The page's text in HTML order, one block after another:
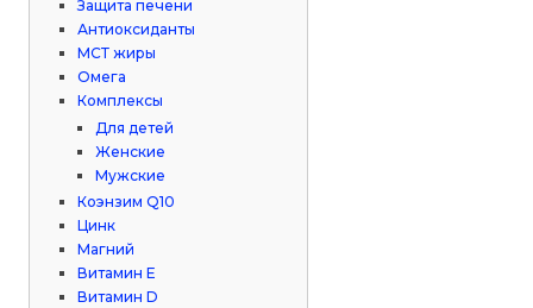
Защита печени
Антиоксиданты
МСТ жиры
Омега
Комплексы
Для детей
Женские
Мужские
Коэнзим Q10
Цинк
Магний
Витамин Е
Витамин D